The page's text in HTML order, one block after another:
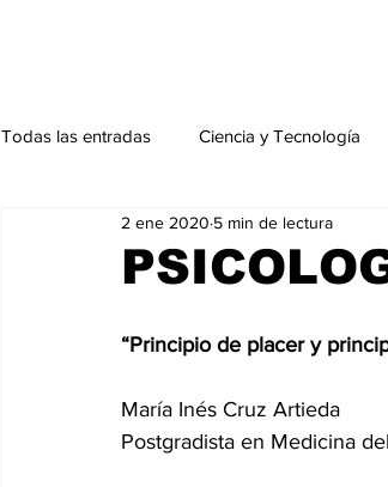
Todas las entradas Ciencia y Tecnología
Actualidad Salud Mental Agenda
Consulta Externa especial Editorial
2 ene 2020 5 min de lectura
“Principio de placer y
María Inés Cruz Artieda
Postgradista en Medicina